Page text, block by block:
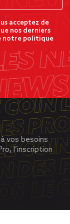
acceptez de
nos derniers
notre politique
vos besoins
l’inscription